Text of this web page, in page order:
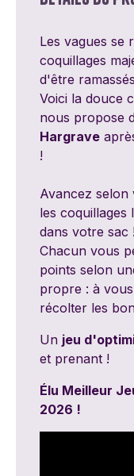
Les vagues se
coquillages
d'être
Voici la douce
nous propose
Hargrave
!
Avancez
les coquillages
dans votre sac
Chacun vous
points selon
propre : à
récolter les
Un jeu
et prenant !
Élu Meilleur
2026 !